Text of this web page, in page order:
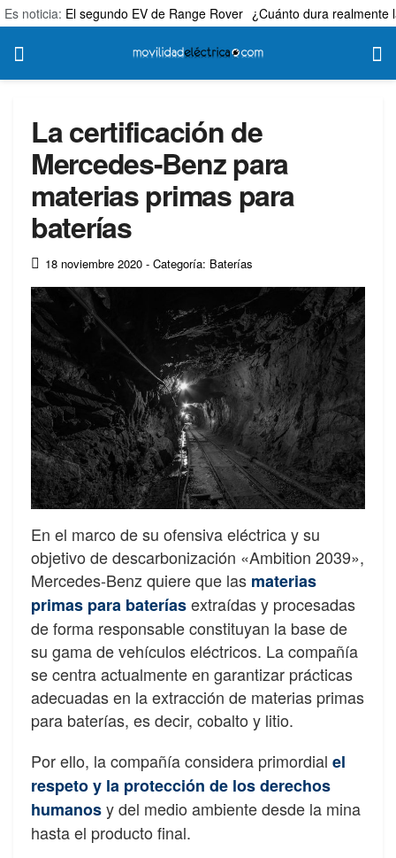
Es noticia: El segundo EV de Range Rover ¿Cuánto dura realmente
La certificación de
Mercedes-Benz para
materias primas para
baterías
18 noviembre 2020 - Categoría: Baterías
En el marco de su ofensiva eléctrica y su
objetivo de descarbonización «Ambition 2039»,
Mercedes-Benz quiere que las materias
primas para bateríasextraídas y procesadas
de forma responsable constituyan la base de
su gama de vehículos eléctricos. La compañía
se centra actualmente en garantizar prácticas
adecuadas en la extracción de materias primas
para baterías, es decir, cobalto y litio.
Por ello, la compañía considera primordial el
respeto y la protección de los derechos
humanosy del medio ambiente desde la mina
hasta el producto final.